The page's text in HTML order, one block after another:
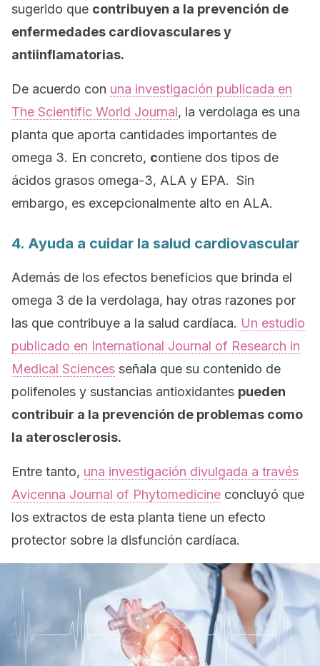
sugerido que contribuyen a la prevención de
enfermedades cardiovasculares y
antiinflamatorias.
De acuerdo con una investigación publicada en
The Scientific World Journal, la verdolaga es una
planta que aporta cantidades importantes de
omega 3. En concreto, contiene dos tipos de
ácidos grasos omega-3, ALA y EPA. Sin
embargo, es excepcionalmente alto en ALA.
4. Ayuda a cuidar la salud cardiovascular
Además de los efectos beneficios que brinda el
omega 3 de la verdolaga, hay otras razones por
las que contribuye a la salud cardíaca. Un estudio
publicado en International Journal of Research in
Medical Sciences señala que su contenido de
polifenoles y sustancias antioxidantes pueden
contribuir a la prevención de problemas como
la aterosclerosis.
Entre tanto, una investigación divulgada a través
Avicenna Journal of Phytomedicine concluyó que
los extractos de esta planta tiene un efecto
protector sobre la disfunción cardíaca.